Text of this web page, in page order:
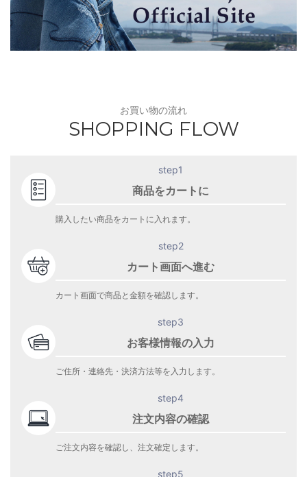
お買い物の流れ
SHOPPING FLOW
step1
商品をカートに
購入したい商品をカートに入れます。
step2
カート画面へ進む
カート画面で商品と金額を確認します。
step3
お客様情報の入力
ご住所・連絡先・決済方法等を入力します。
step4
注文内容の確認
ご注文内容を確認し、注文確定します。
step5